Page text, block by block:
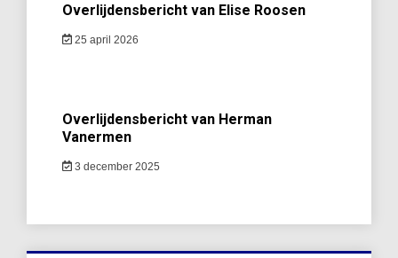
Overlijdensbericht van Elise Roosen
25 april 2026
Overlijdensbericht van Herman
Vanermen
3 december 2025